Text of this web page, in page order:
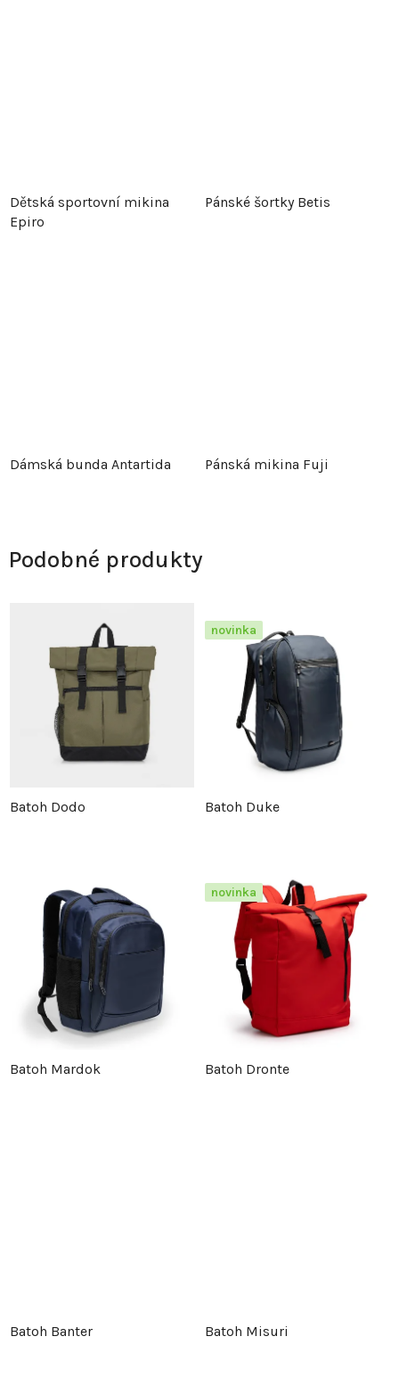
Dětská sportovní mikina
Epiro
Pánské šortky Betis
Dámská bunda Antartida Pánská mikina Fuji
Podobné produkty
Batoh Dodo
novinka
Batoh Duke
Batoh Mardok
novinka
Batoh Dronte
Batoh Banter Batoh Misuri